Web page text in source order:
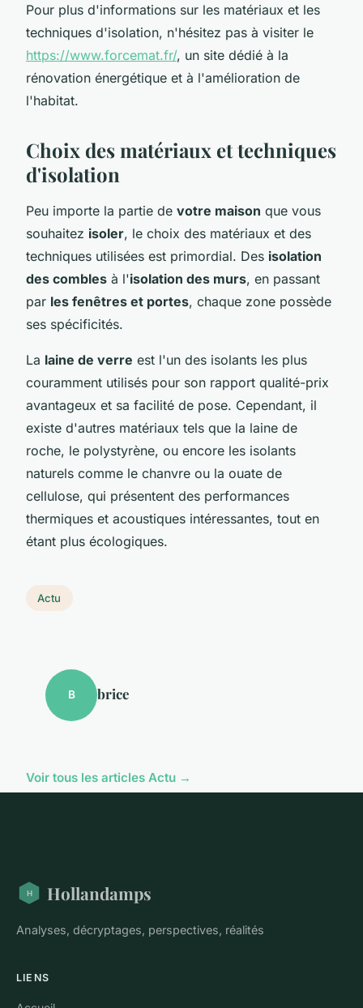
Pour plus d'informations sur les matériaux et les
techniques d'isolation, n'hésitez pas à visiter le
https://www.forcemat.fr/, un site dédié à la
rénovation énergétique et à l'amélioration de
l'habitat.
Choix des matériaux et techniques
d'isolation
Peu importe la partie de votre maison que vous
souhaitez isoler, le choix des matériaux et des
techniques utilisées est primordial. Des isolation
des combles à l'isolation des murs, en passant
par les fenêtres et portes, chaque zone possède
ses spécificités.
La laine de verre est l'un des isolants les plus
couramment utilisés pour son rapport qualité-prix
avantageux et sa facilité de pose. Cependant, il
existe d'autres matériaux tels que la laine de
roche, le polystyrène, ou encore les isolants
naturels comme le chanvre ou la ouate de
cellulose, qui présentent des performances
thermiques et acoustiques intéressantes, tout en
étant plus écologiques.
Actu
B brice
Voir tous les articles Actu →
Hollandamps
Analyses, décryptages, perspectives, réalités
LIENS